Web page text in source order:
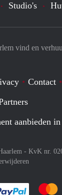
vind en
Contact
aanbieden
- KvK nr.
Je rekent
Studio's